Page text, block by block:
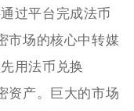
过平台完成法币
市场的核心中转媒
用法币兑换
资产。巨大的市场